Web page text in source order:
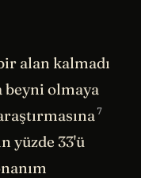
alan kalmadı
beyni olmaya
7
yüzde 33'ü